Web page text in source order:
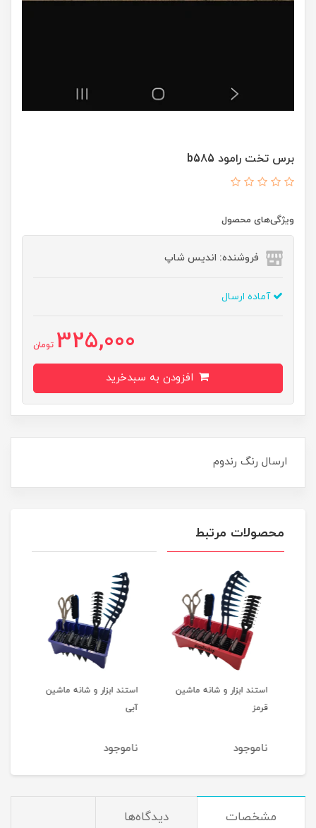
برس تخت رامود b585
ویژگی‌های محصول
فروشنده: اندیس شاپ
آماده ارسال
325,000 تومان
ارسال رنگ رندوم
محصولات مرتبط
استند ابزار و شانه ماشین
قرمز
ناموجود
استند ابزار و شانه ماشین
آبی
ناموجود
مشخصات دیدگاه‌ها